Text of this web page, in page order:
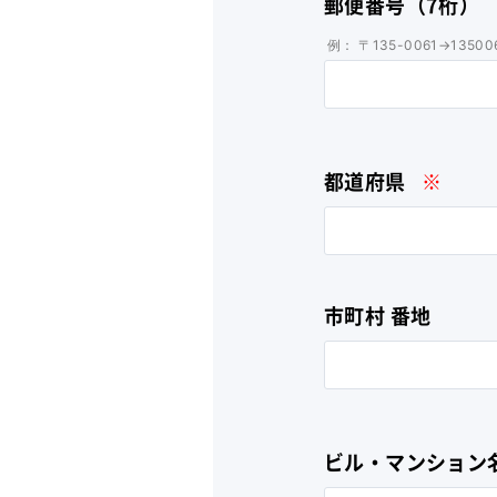
郵便番号（7桁）
例： 〒135-
都道府県 ※
市町村 番地
ビル・マンション